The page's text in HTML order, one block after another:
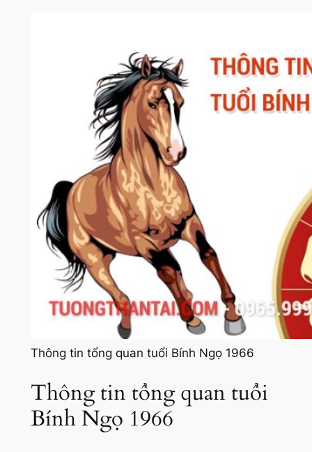
Thông tin tổng quan tuổi Bính Ngọ 1966
Thông tin tổng quan tuổi
Bính Ngọ 1966